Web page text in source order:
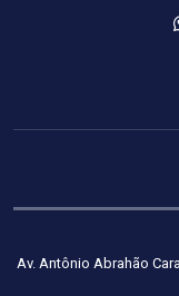
Av. Antônio Abrahão